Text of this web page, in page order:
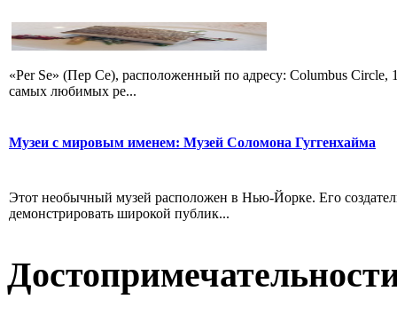
«Per Se» (Пер Се), расположенный по адресу: Columbus
самых любимых ре...
Музеи с мировым именем: Музей Соломона Гуггенхайма
Этот необычный музей расположен в Нью-Йорке. Его
демонстрировать широкой публик...